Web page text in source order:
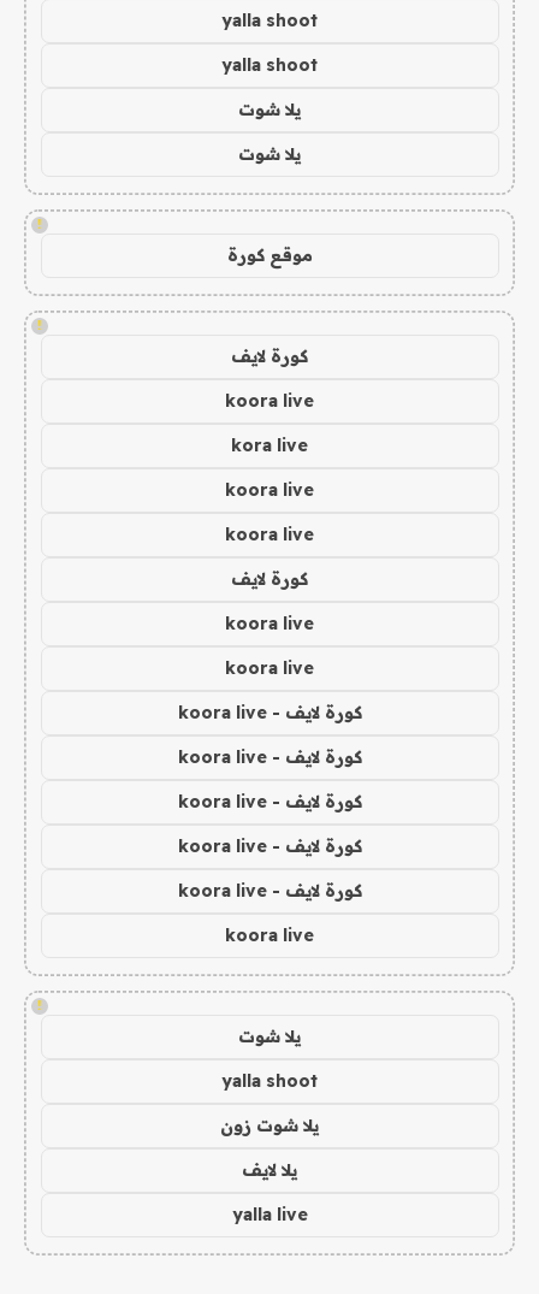
yalla shoot
yalla shoot
يلا شوت
يلا شوت
!
موقع كورة
!
كورة لايف
koora live
kora live
koora live
koora live
كورة لايف
koora live
koora live
كورة لايف - koora live
كورة لايف - koora live
كورة لايف - koora live
كورة لايف - koora live
كورة لايف - koora live
koora live
!
يلا شوت
yalla shoot
يلا شوت زون
يلا لايف
yalla live